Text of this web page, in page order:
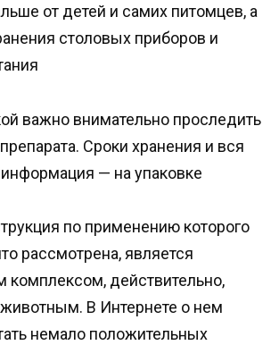
от детей и самих питомцев, а
столовых приборов и
важно внимательно проследить
Сроки хранения и вся
— на упаковке
по применению которого
рассмотрена, является
комплексом, действительно,
В Интернете о нем
немало положительных